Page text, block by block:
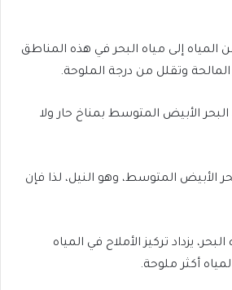
إلى مياه البحر في هذه المناطق
المالحة وتقلل من درجة الملوحة.
البحر الأبيض المتوسط بمناخ حار ولا
الأبيض المتوسط، وهو النيل، لذا فإن
يزداد تركيز الأملاح في المياه
أكثر ملوحة.